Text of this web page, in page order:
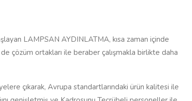
LAMPSAN AYDINLATMA, kısa zaman içinde
çözüm ortakları ile beraber çalışmakla birlikte daha
çıkarak, Avrupa standartlarındaki ürün kalitesi ile